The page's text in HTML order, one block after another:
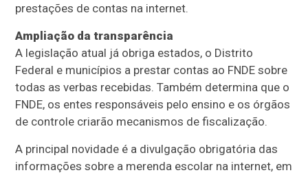
prestações de contas na internet.
Ampliação da transparência
A legislação atual já obriga estados, o Distrito
Federal e municípios a prestar contas ao FNDE sobre
todas as verbas recebidas. Também determina que o
FNDE, os entes responsáveis pelo ensino e os órgãos
de controle criarão mecanismos de fiscalização.
A principal novidade é a divulgação obrigatória das
informações sobre a merenda escolar na internet, em